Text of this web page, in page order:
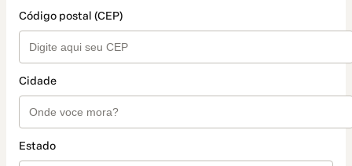
Código postal (CEP)
Cidade
Estado